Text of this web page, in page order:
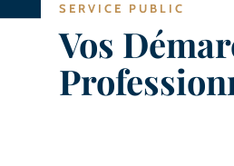
SERVICE PUBLIC
Vos